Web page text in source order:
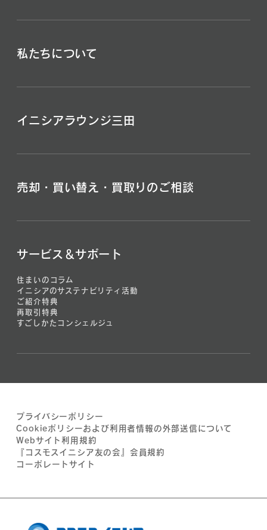
私たちについて
イニシアラウンジ三田
売却・買い替え・買取りのご相談
サービス＆サポート
住まいのコラム
イニシアのサステナビリティ活動
ご紹介特典
再取引特典
すごしかたコンシェルジュ
プライバシーポリシー
Cookieポリシーおよび利用者情報の外部送信について
Webサイト利用規約
『コスモスイニシア友の会』会員規約
コーポレートサイト